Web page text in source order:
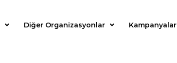
Diğer Organizasyonlar Kampanyalar